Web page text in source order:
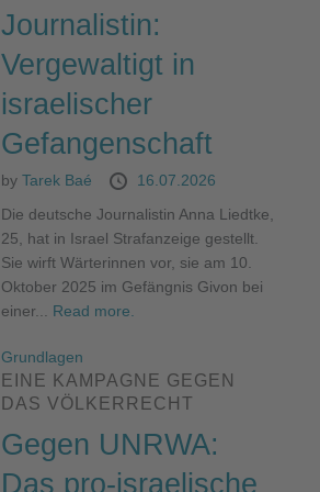
Journalistin:
Vergewaltigt in
israelischer
Gefangenschaft
byTarek Baé
16.07.2026
Die deutsche Journalistin Anna Liedtke,
25, hat in Israel Strafanzeige gestellt.
Sie wirft Wärterinnen vor, sie am 10.
Oktober 2025 im Gefängnis Givon bei
einer... Read more.
Grundlagen
EINE KAMPAGNE GEGEN
DAS VÖLKERRECHT
Gegen UNRWA:
Das pro-israelische